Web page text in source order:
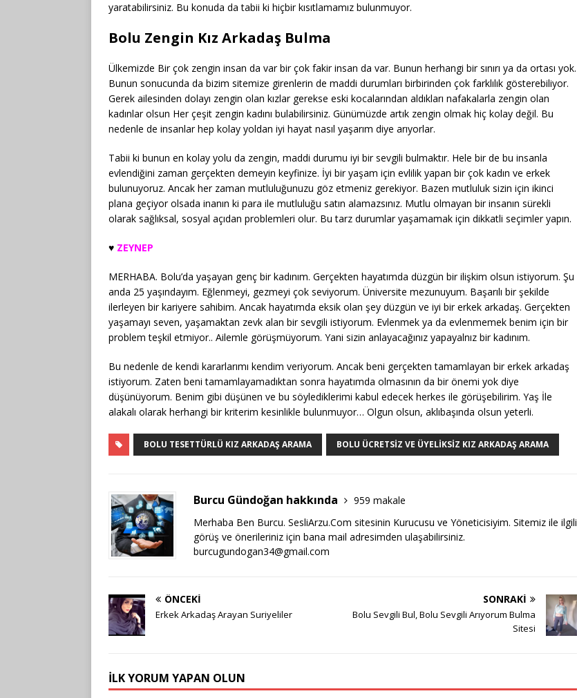
yaratabilirsiniz. Bu konuda da tabii ki hiçbir kısıtlamamız bulunmuyor.
Bolu Zengin Kız Arkadaş Bulma
Ülkemizde Bir çok zengin insan da var bir çok fakir insan da var. Bunun herhangi bir sınırı ya da ortası yok.
Bunun sonucunda da bizim sitemize girenlerin de maddi durumları birbirinden çok farklılık gösterebiliyor.
Gerek ailesinden dolayı zengin olan kızlar gerekse eski kocalarından aldıkları nafakalarla zengin olan
kadınlar olsun Her çeşit zengin kadını bulabilirsiniz. Günümüzde artık zengin olmak hiç kolay değil. Bu
nedenle de insanlar hep kolay yoldan iyi hayat nasıl yaşarım diye arıyorlar.
Tabii ki bunun en kolay yolu da zengin, maddi durumu iyi bir sevgili bulmaktır. Hele bir de bu insanla
evlendiğini zaman gerçekten demeyin keyfinize. İyi bir yaşam için evlilik yapan bir çok kadın ve erkek
bulunuyoruz. Ancak her zaman mutluluğunuzu göz etmeniz gerekiyor. Bazen mutluluk sizin için ikinci
plana geçiyor olsada inanın ki para ile mutluluğu satın alamazsınız. Mutlu olmayan bir insanın sürekli
olarak sağlıksal, sosyal açıdan problemleri olur. Bu tarz durumlar yaşamamak için dikkatli seçimler yapın.
♥️ ZEYNEP
MERHABA. Bolu’da yaşayan genç bir kadınım. Gerçekten hayatımda düzgün bir ilişkim olsun istiyorum. Şu
anda 25 yaşındayım. Eğlenmeyi, gezmeyi çok seviyorum. Üniversite mezunuyum. Başarılı bir şekilde
ilerleyen bir kariyere sahibim. Ancak hayatımda eksik olan şey düzgün ve iyi bir erkek arkadaş. Gerçekten
yaşamayı seven, yaşamaktan zevk alan bir sevgili istiyorum. Evlenmek ya da evlenmemek benim için bir
problem teşkil etmiyor.. Ailemle görüşmüyorum. Yani sizin anlayacağınız yapayalnız bir kadınım.
Bu nedenle de kendi kararlarımı kendim veriyorum. Ancak beni gerçekten tamamlayan bir erkek arkadaş
istiyorum. Zaten beni tamamlayamadıktan sonra hayatımda olmasının da bir önemi yok diye
düşünüyorum. Benim gibi düşünen ve bu söylediklerimi kabul edecek herkes ile görüşebilirim. Yaş İle
alakalı olarak herhangi bir kriterim kesinlikle bulunmuyor… Olgun olsun, aklıbaşında olsun yeterli.
BOLU TESETTÜRLÜ KIZ ARKADAŞ ARAMA BOLU ÜCRETSIZ VE ÜYELIKSIZ KIZ ARKADAŞ ARAMA
Burcu Gündoğan hakkında
959 makale
Merhaba Ben Burcu. SesliArzu.Com sitesinin Kurucusu ve Yöneticisiyim. Sitemiz ile ilgili
görüş ve önerileriniz için bana mail adresimden ulaşabilirsiniz.
burcugundogan34@gmail.com
ÖNCEKI
Erkek Arkadaş Arayan Suriyeliler
SONRAKI
Bolu Sevgili Bul, Bolu Sevgili Arıyorum Bulma
Sitesi
İLK YORUM YAPAN OLUN